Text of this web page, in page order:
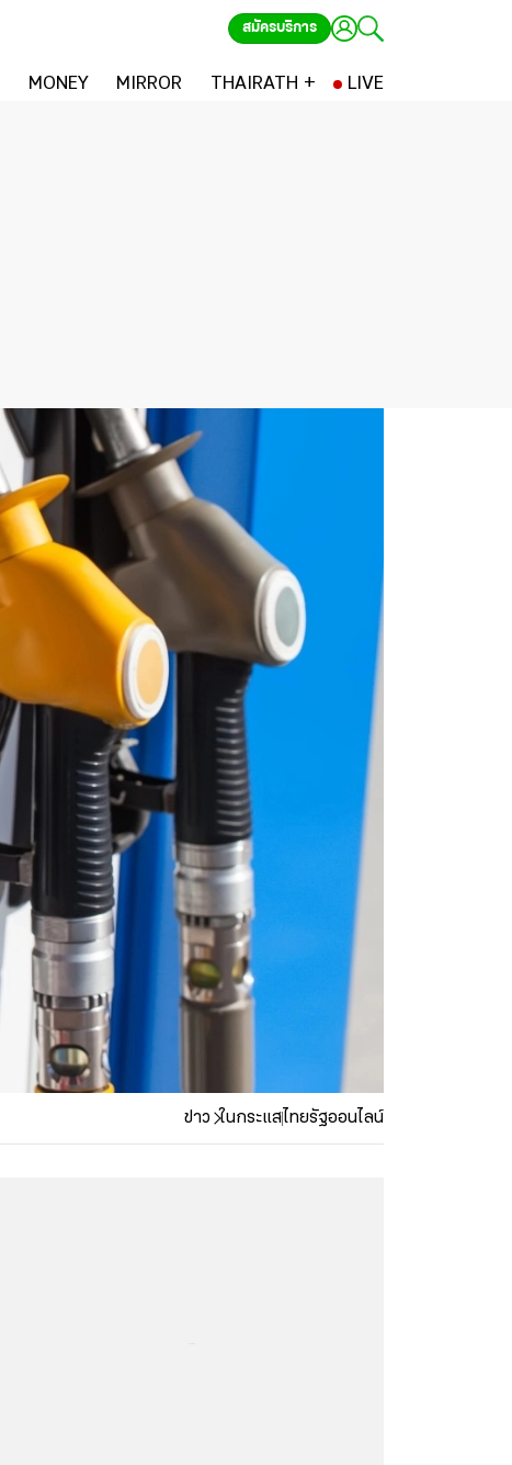
สมัครบริการ
MONEY MIRROR THAIRATH + LIVE
ข่าว ในกระแสไทยรัฐออนไลน์